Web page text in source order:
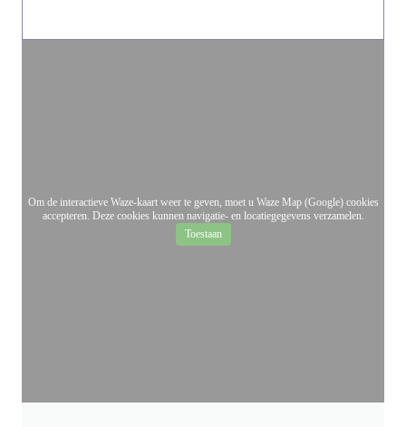
Om de interactieve Waze-kaart weer te geven, moet u Waze Map (Google) cookies
accepteren. Deze cookies kunnen navigatie- en locatiegegevens verzamelen.
Toestaan